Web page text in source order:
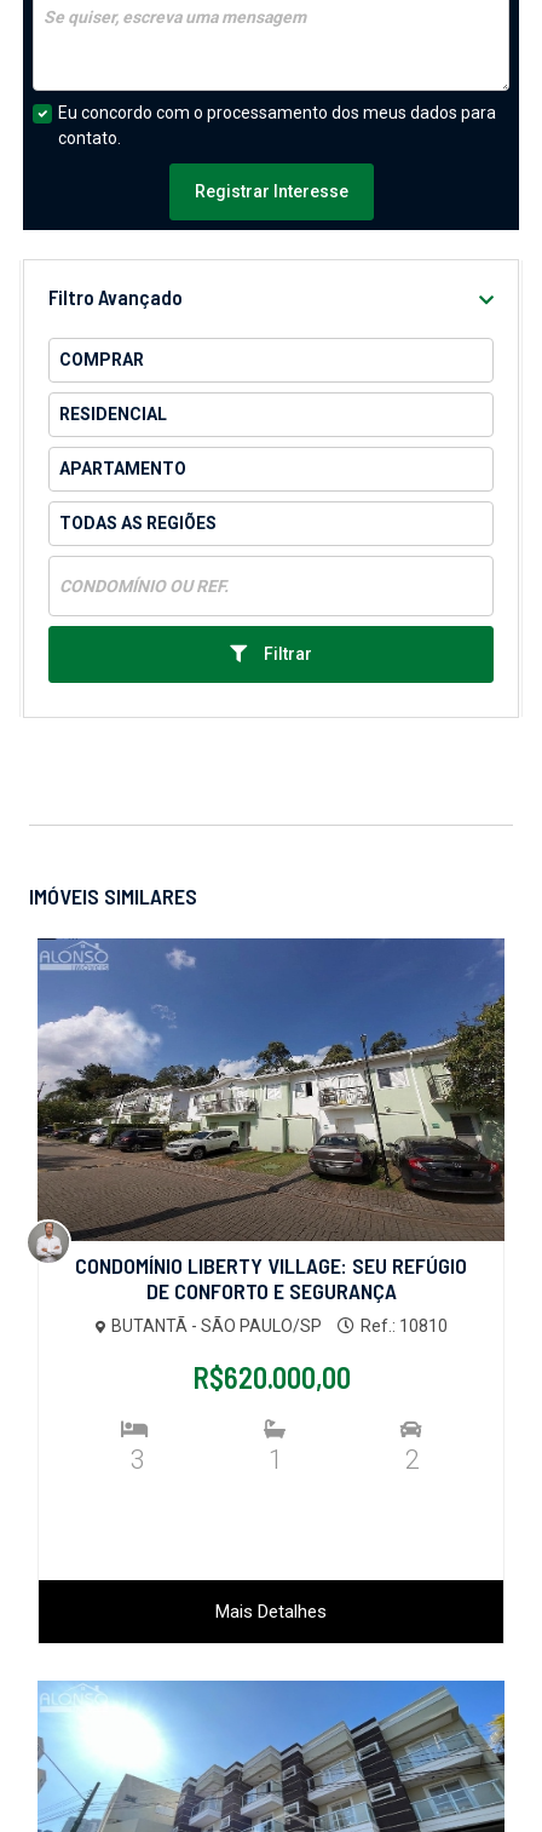
Eu concordo com o processamento dos meus dados para
contato.
Registrar Interesse
Filtro Avançado
Filtrar
IMÓVEIS SIMILARES
CONDOMÍNIO LIBERTY VILLAGE: SEU REFÚGIO
DE CONFORTO E SEGURANÇA
BUTANTÃ - SÃO PAULO/SP Ref.: 10810
R$620.000,00
3 1 2
Mais Detalhes